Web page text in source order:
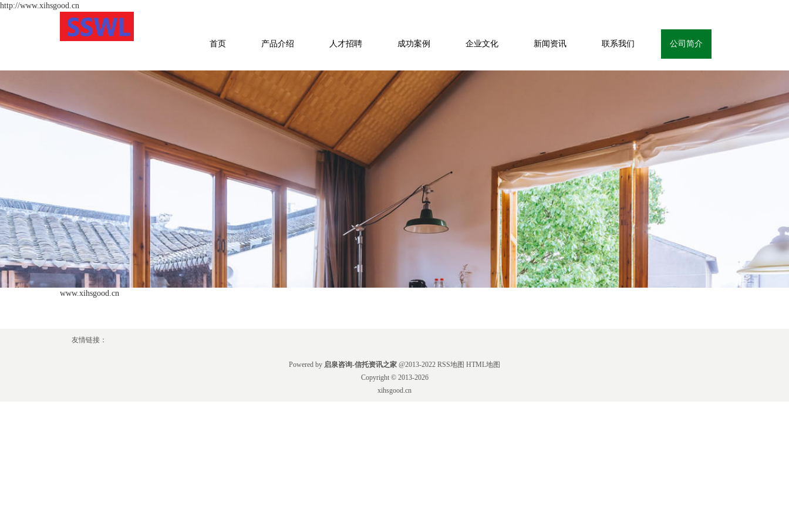
http://www.xihsgood.cn
首页 产品介绍 人才招聘 成功案例 企业文化 新闻资讯 联系我们 公司简介
www.xihsgood.cn
友情链接：
Powered by 启泉咨询-信托资讯之家 @2013-2022 RSS地图 HTML地图
Copyright © 2013-2026
xihsgood.cn